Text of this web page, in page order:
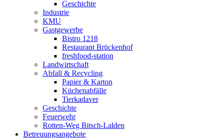
Geschichte
Industrie
KMU
Gastgewerbe
Bistro 1218
Restaurant Brückenhof
freshfood-station
Landwirtschaft
Abfall & Recycling
Papier & Karton
Küchenabfälle
Tierkadaver
Geschichte
Feuerwehr
Rotten-Weg Bitsch-Lalden
Betreuungsangebote